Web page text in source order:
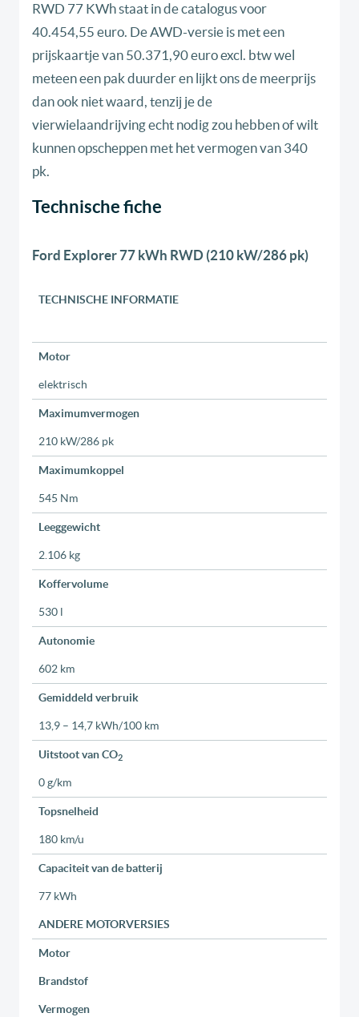
RWD 77 KWh staat in de catalogus voor
40.454,55 euro. De AWD-versie is met een
prijskaartje van 50.371,90 euro excl. btw wel
meteen een pak duurder en lijkt ons de meerprijs
dan ook niet waard, tenzij je de
vierwielaandrijving echt nodig zou hebben of wilt
kunnen opscheppen met het vermogen van 340
pk.
Technische fiche
Ford Explorer 77 kWh RWD (210 kW/286 pk)
TECHNISCHE INFORMATIE
Motor
elektrisch
Maximumvermogen
210 kW/286 pk
Maximumkoppel
545 Nm
Leeggewicht
2.106 kg
Koffervolume
530 l
Autonomie
602 km
Gemiddeld verbruik
13,9 – 14,7 kWh/100 km
Uitstoot van CO2
0 g/km
Topsnelheid
180 km/u
Capaciteit van de batterij
77 kWh
ANDERE MOTORVERSIES
Motor
Brandstof
Vermogen